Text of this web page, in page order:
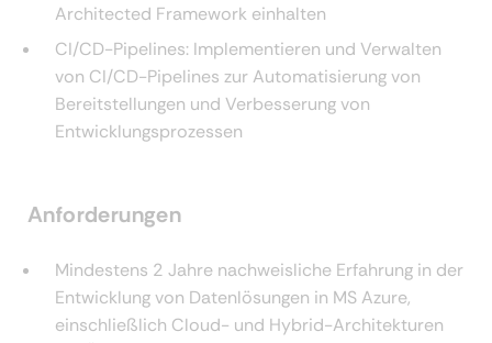
Architected Framework einhalten
CI/CD-Pipelines: Implementieren und Verwalten
von CI/CD-Pipelines zur Automatisierung von
Bereitstellungen und Verbesserung von
Entwicklungsprozessen
Anforderungen
Mindestens 2 Jahre nachweisliche Erfahrung in der
Entwicklung von Datenlösungen in MS Azure,
einschließlich Cloud- und Hybrid-Architekturen